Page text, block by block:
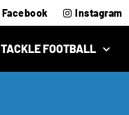
Facebook Instagram
TACKLE FOOTBALL